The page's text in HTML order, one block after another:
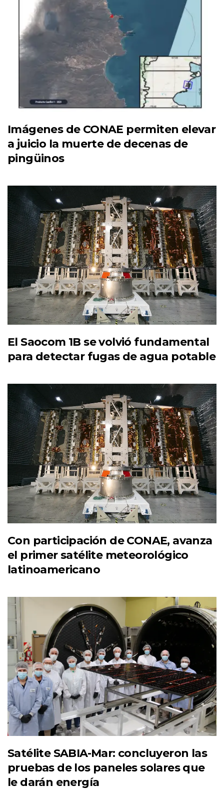
Imágenes de CONAE permiten elevar
a juicio la muerte de decenas de
pingüinos
El Saocom 1B se volvió fundamental
para detectar fugas de agua potable
Con participación de CONAE, avanza
el primer satélite meteorológico
latinoamericano
Satélite SABIA-Mar: concluyeron las
pruebas de los paneles solares que
le darán energía